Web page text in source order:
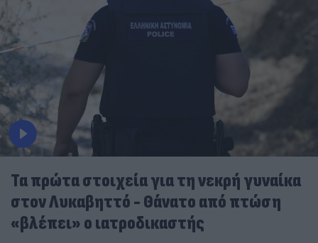
Τα πρώτα στοιχεία για τη νεκρή γυναίκα
στον Λυκαβηττό - Θάνατο από πτώση
«βλέπει» ο ιατροδικαστής